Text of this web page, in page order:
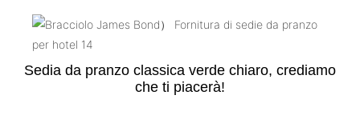
Sedia da pranzo classica verde chiaro, crediamo
che ti piacerà!